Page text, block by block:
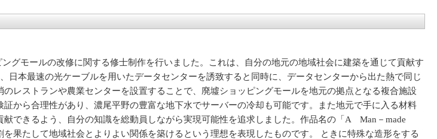
モールの改修に関する修士制作を行いました。これは、自分の地元の地域社会に建築を通じて貢献す
本最速の光ケーブルを用いたデータセンターを誘致すると同時に、データセンターから出た熱で同じ
レストランや農業センターを設置することで、廃墟ショッピングモールを地元の拠点となる複合施設
から合理性があり、濃尾平野の豊富な地下水でサーバーの冷却も可能です。また地元で手に入る材料
できるよう、自分の知識を総動員しながら実現可能性を追求しました。作品名の「A Man－made
果たして地域社会とよりよい関係を築けるという理想を表現したものです。 ときに特殊な造形をする